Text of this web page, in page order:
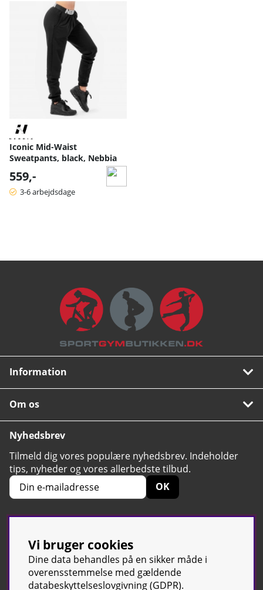
Iconic Mid-Waist
Sweatpants, black, Nebbia
559,-
3-6 arbejdsdage
Information
Om os
Nyhedsbrev
Tilmeld dig vores populære nyhedsbrev. Indeholder
tips, nyheder og vores allerbedste tilbud.
OK
4.6 Baseret på 2424 stemmer
Vi bruger cookies
Dine data behandles på en sikker måde i
overensstemmelse med gældende
databeskyttelseslovgivning (GDPR).